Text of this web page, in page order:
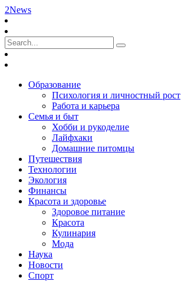
2News
Образование
Психология и личностный рост
Работа и карьера
Семья и быт
Хобби и рукоделие
Лайфхаки
Домашние питомцы
Путешествия
Технологии
Экология
Финансы
Красота и здоровье
Здоровое питание
Красота
Кулинария
Мода
Наука
Новости
Спорт